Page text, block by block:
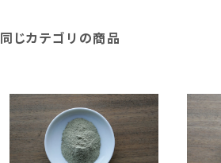
同じカテゴリの商品